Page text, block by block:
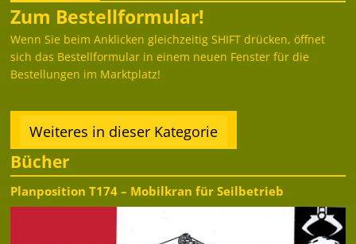
Zum Bestellformular!
Wenn Sie beim Anklicken gleichzeitig SHIFT drücken, öffnet
sich das Bestellformular in einem neuen Fenster für die
Bestellungen im Marktplatz!
Weiteres in dieser Kategorie
Bücher
Planposition T174 – Mobilkran für Seilbetrieb